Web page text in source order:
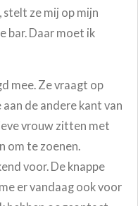
stelt ze mij op mijn
bar. Daar moet ik
mee. Ze vraagt op
de andere kant van
vrouw zitten met
om te zoenen.
voor. De knappe
er vandaag ook voor